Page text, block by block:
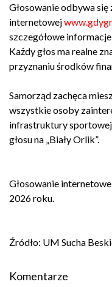
Głosowanie odbywa
internetowej
szczegółowe
Każdy głos ma realne
przyznaniu środków
Samorząd zachęca
wszystkie osoby
infrastruktury
głosu na „Biały Orlik”.
Głosowanie
2026 roku.
Źródło: UM Sucha
Komentarze